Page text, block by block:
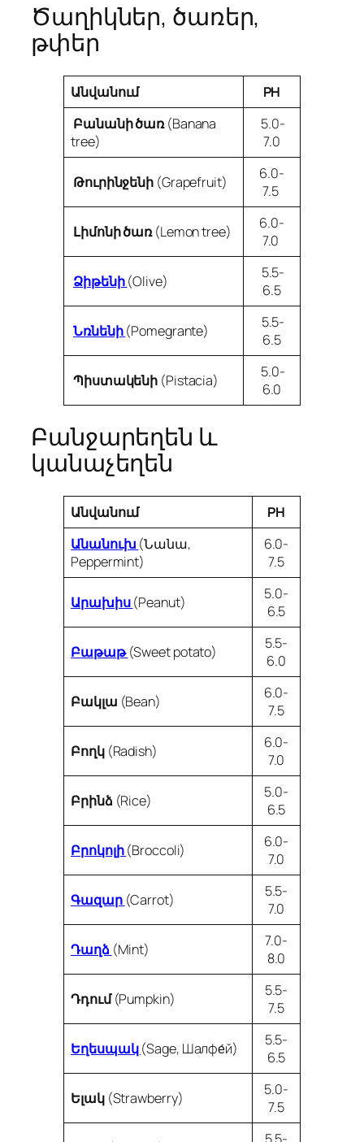
Ծաղիկներ, ծառեր,
թփեր
Անվանում
PH
Բանանի ծառ(Banana
tree)
5.0-
7.0
Թուրինջենի (Grapefruit)
6.0-
7.5
Լիմոնի ծառ(Lemon tree)
6.0-
7.0
Ձիթենի(Olive)
5.5-
6.5
Նռնենի(Pomegrante)
5.5-
6.5
Պիստակենի (Pistacia)
5.0-
6.0
Բանջարեղեն և
կանաչեղեն
Անվանում
PH
Անանուխ (Նանա,
Peppermint)
6.0-
7.5
Արախիս(Peanut)
5.0-
6.5
Բաթաթ(Sweet potato)
5.5-
6.0
Բակլա (Bean)
6.0-
7.5
Բողկ (Radish)
6.0-
7.0
Բրինձ (Rice)
5.0-
6.5
Բրոկոլի(Broccoli)
6.0-
7.0
Գազար (Carrot)
5.5-
7.0
Դաղձ (Mint)
7.0-
8.0
Դդում(Pumpkin)
5.5-
7.5
Եղեսպակ(Sage, Шалфе́й)
5.5-
6.5
Ելակ (Strawberry)
5.0-
7.5